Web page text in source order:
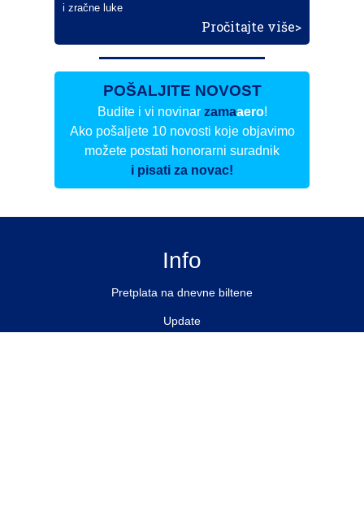
i zračne luke
Pročitajte više>
POŠALJITE NOVOST
Budite i vi novinar zamaaero!
Ako pošaljete 10 novosti koje objavimo
možete postati honorarni suradnik
i pisati za novac!
Info
Pretplata na dnevne biltene
Update